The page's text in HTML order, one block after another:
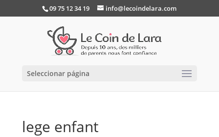
09 75 12 34 19 info@lecoindelara.com
Seleccionar página
lege enfant